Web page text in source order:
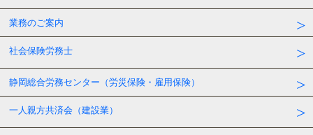
業務のご案内
社会保険労務士
静岡総合労務センター（労災保険・雇用保険）
一人親方共済会（建設業）